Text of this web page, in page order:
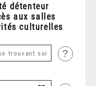
détenteur
aux salles
culturelles
?